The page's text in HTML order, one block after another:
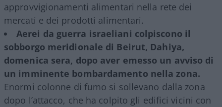
approvvigionamenti alimentari nella rete dei
mercati e dei prodotti alimentari.
Aerei da guerra israeliani colpiscono il
sobborgo meridionale di Beirut, Dahiya,
domenica sera, dopo aver emesso un avviso di
un imminente bombardamento nella zona.
Enormi colonne di fumo si sollevano dalla zona
dopo l’attacco, che ha colpito gli edifici vicini con